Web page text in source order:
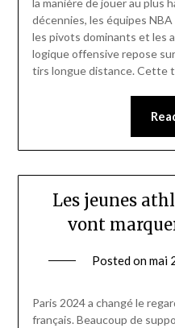
décennies, les équipes
les pivots dominants et les
logique offensive repose
tirs longue distance. Cette
Les jeunes
vont
Posted onmai
Paris 2024 a changé le
français. Beaucoup de